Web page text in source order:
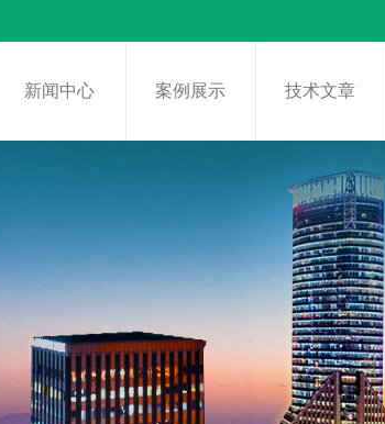
新闻中心 案例展示 技术文章